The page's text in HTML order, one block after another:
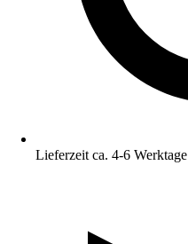
Lieferzeit ca. 4-6 Werktage